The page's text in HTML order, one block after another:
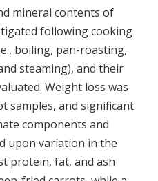
mineral contents of
following cooking
boiling, pan-roasting,
steaming), and their
Weight loss was
samples, and significant
components and
upon variation in the
protein, fat, and ash